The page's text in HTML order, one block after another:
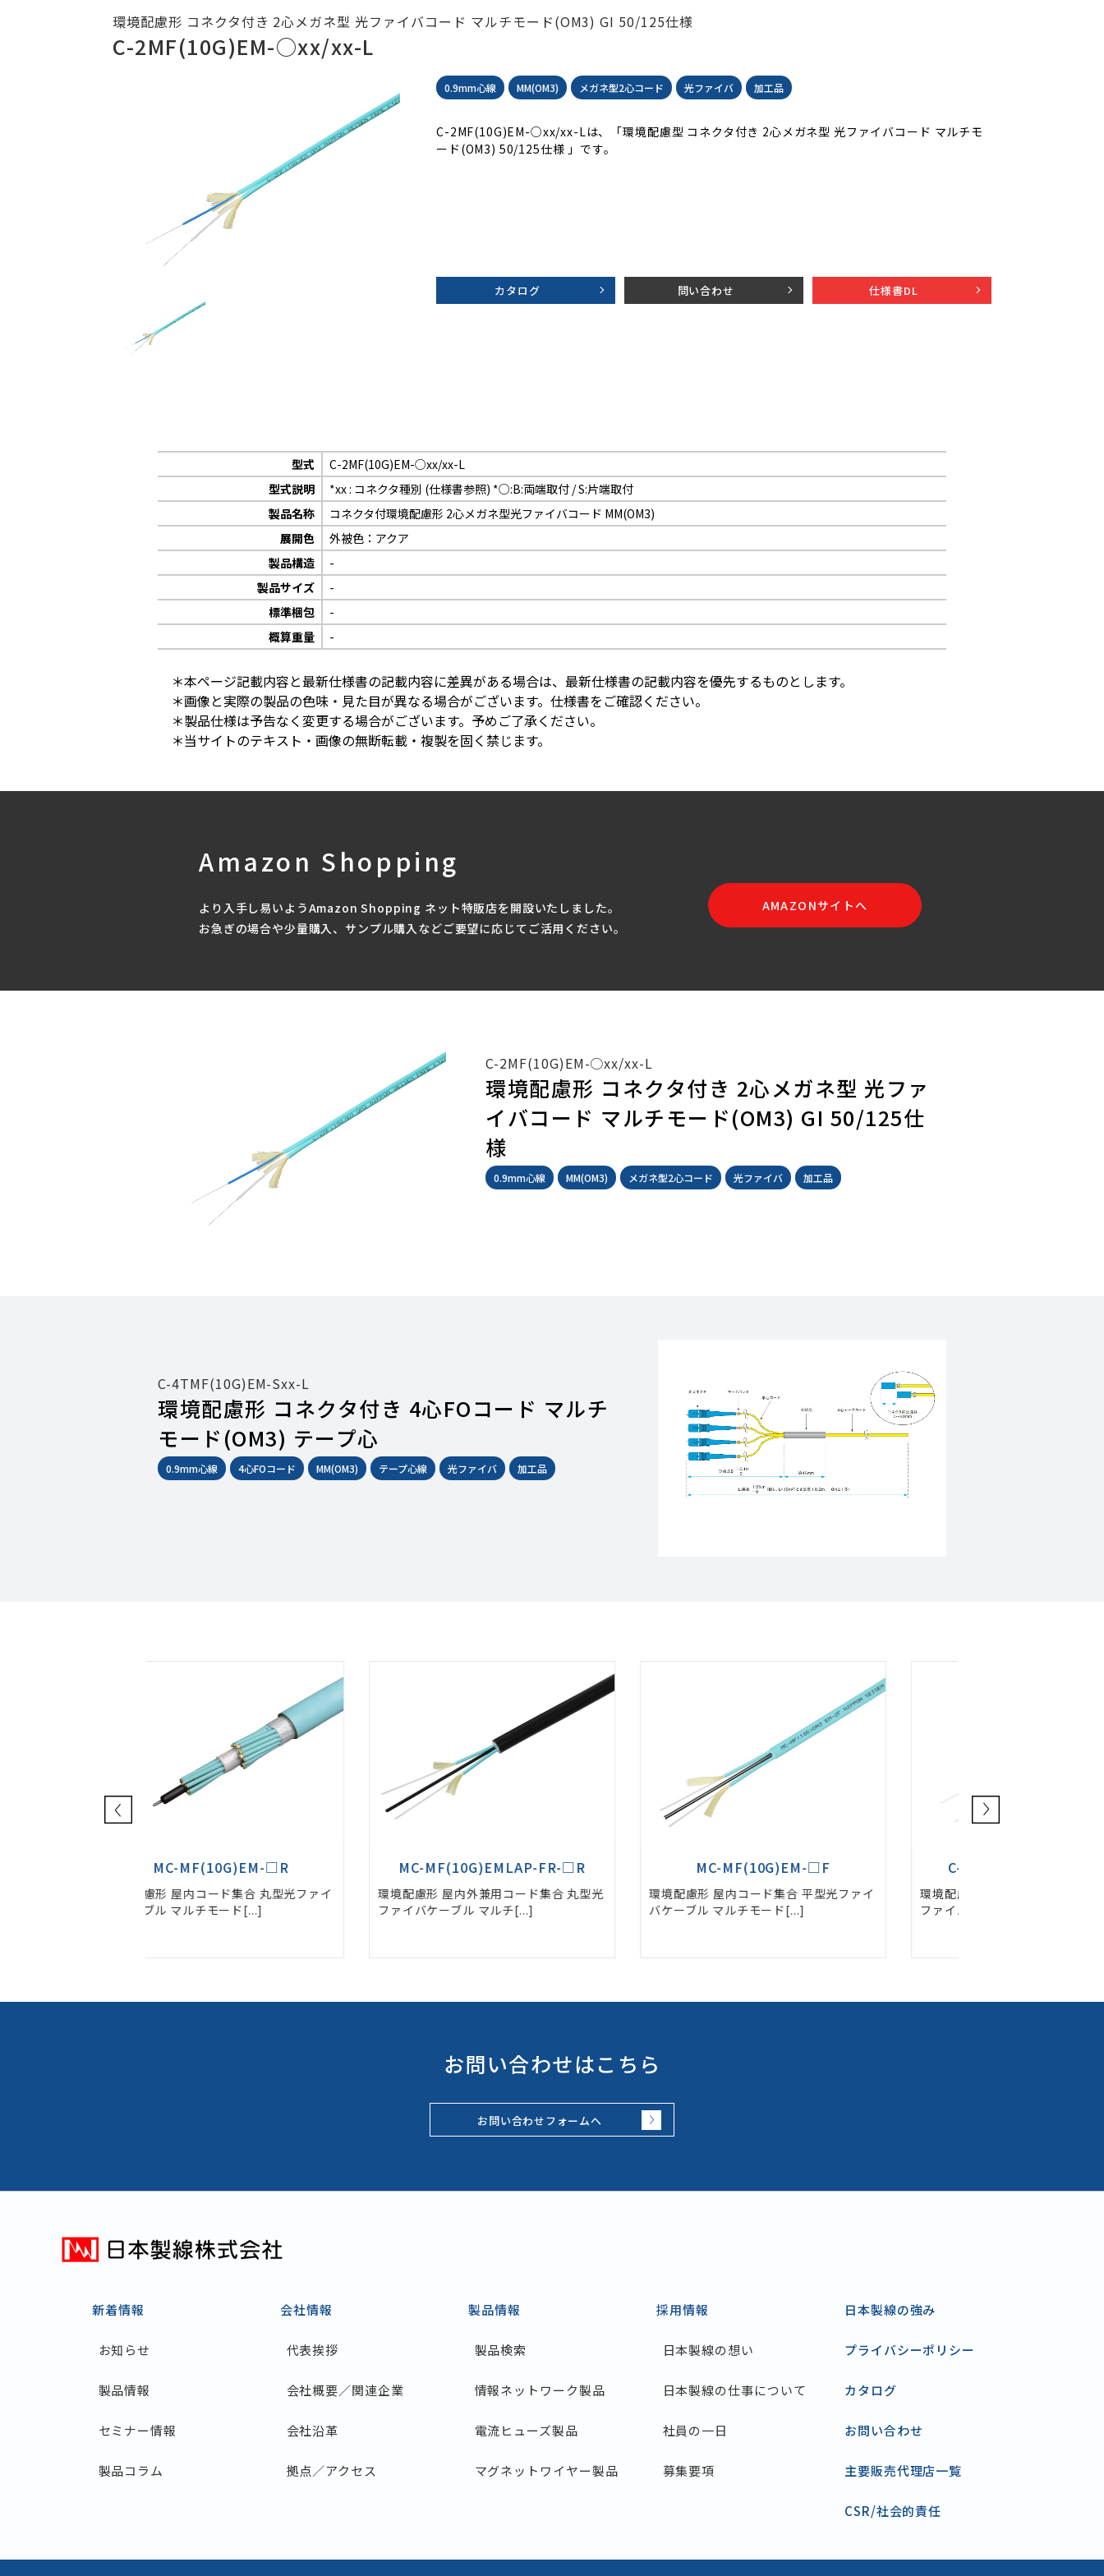
環境配慮形 コネクタ付き 2心メガネ型 光ファイバコード マルチモード(OM3) GI 50/125仕様
C-2MF(10G)EM-○xx/xx-L
0.9mm心線 MM(OM3) メガネ型2心コード 光ファイバ 加工品
C-2MF(10G)EM-○xx/xx-Lは、「環境配慮型 コネクタ付き 2心メガネ型 光ファイバコード マルチモ
ード(OM3) 50/125仕様 」です。
カタログ 問い合わせ 仕様書DL
型式
C-2MF(10G)EM-○xx/xx-L
型式説明
*xx : コネクタ種別 (仕様書参照) *○:B:両端取付 / S:片端取付
製品名称
コネクタ付環境配慮形 2心メガネ型光ファイバコード MM(OM3)
展開色
外被色：アクア
製品構造
-
製品サイズ
-
標準梱包
-
概算重量
-
＊本ページ記載内容と最新仕様書の記載内容に差異がある場合は、最新仕様書の記載内容を優先するものとします。
＊画像と実際の製品の色味・見た目が異なる場合がございます。仕様書をご確認ください。
＊製品仕様は予告なく変更する場合がございます。予めご了承ください。
＊当サイトのテキスト・画像の無断転載・複製を固く禁じます。
Amazon Shopping
より入手し易いようAmazon Shopping ネット特販店を開設いたしました。
お急ぎの場合や少量購入、サンプル購入などご要望に応じてご活用ください。
AMAZONサイトへ
C-2MF(10G)EM-○xx/xx-L
環境配慮形 コネクタ付き 2心メガネ型 光ファ
イバコード マルチモード(OM3) GI 50/125仕
様
0.9mm心線 MM(OM3) メガネ型2心コード 光ファイバ 加工品
C-4TMF(10G)EM-Sxx-L
環境配慮形 コネクタ付き 4心FOコード マルチ
モード(OM3) テープ心
0.9mm心線 4心FOコード MM(OM3) テープ心線 光ファイバ 加工品
MC-MF(10G)EMLAP-FR-□R
環境配慮形 屋内外兼用コード集合 丸型光
ファイバケーブル マルチ[...]
MC-MF(10G)EM-□F
環境配慮形 屋内コード集合 平型光ファイ
バケーブル マルチモード[...]
C-2MF(10G)EM-○xx/xx-L
環境配慮形 コネクタ付き 2心メガネ型 光
ファイバコード マルチモ[...]
お問い合わせはこちら
お問い合わせフォームへ
新着情報
お知らせ
製品情報
セミナー情報
製品コラム
会社情報
代表挨拶
会社概要／関連企業
会社沿革
拠点／アクセス
製品情報
製品検索
情報ネットワーク製品
電流ヒューズ製品
マグネットワイヤー製品
採用情報
日本製線の想い
日本製線の仕事について
社員の一日
募集要項
日本製線の強み
プライバシーポリシー
カタログ
お問い合わせ
主要販売代理店一覧
CSR/社会的責任